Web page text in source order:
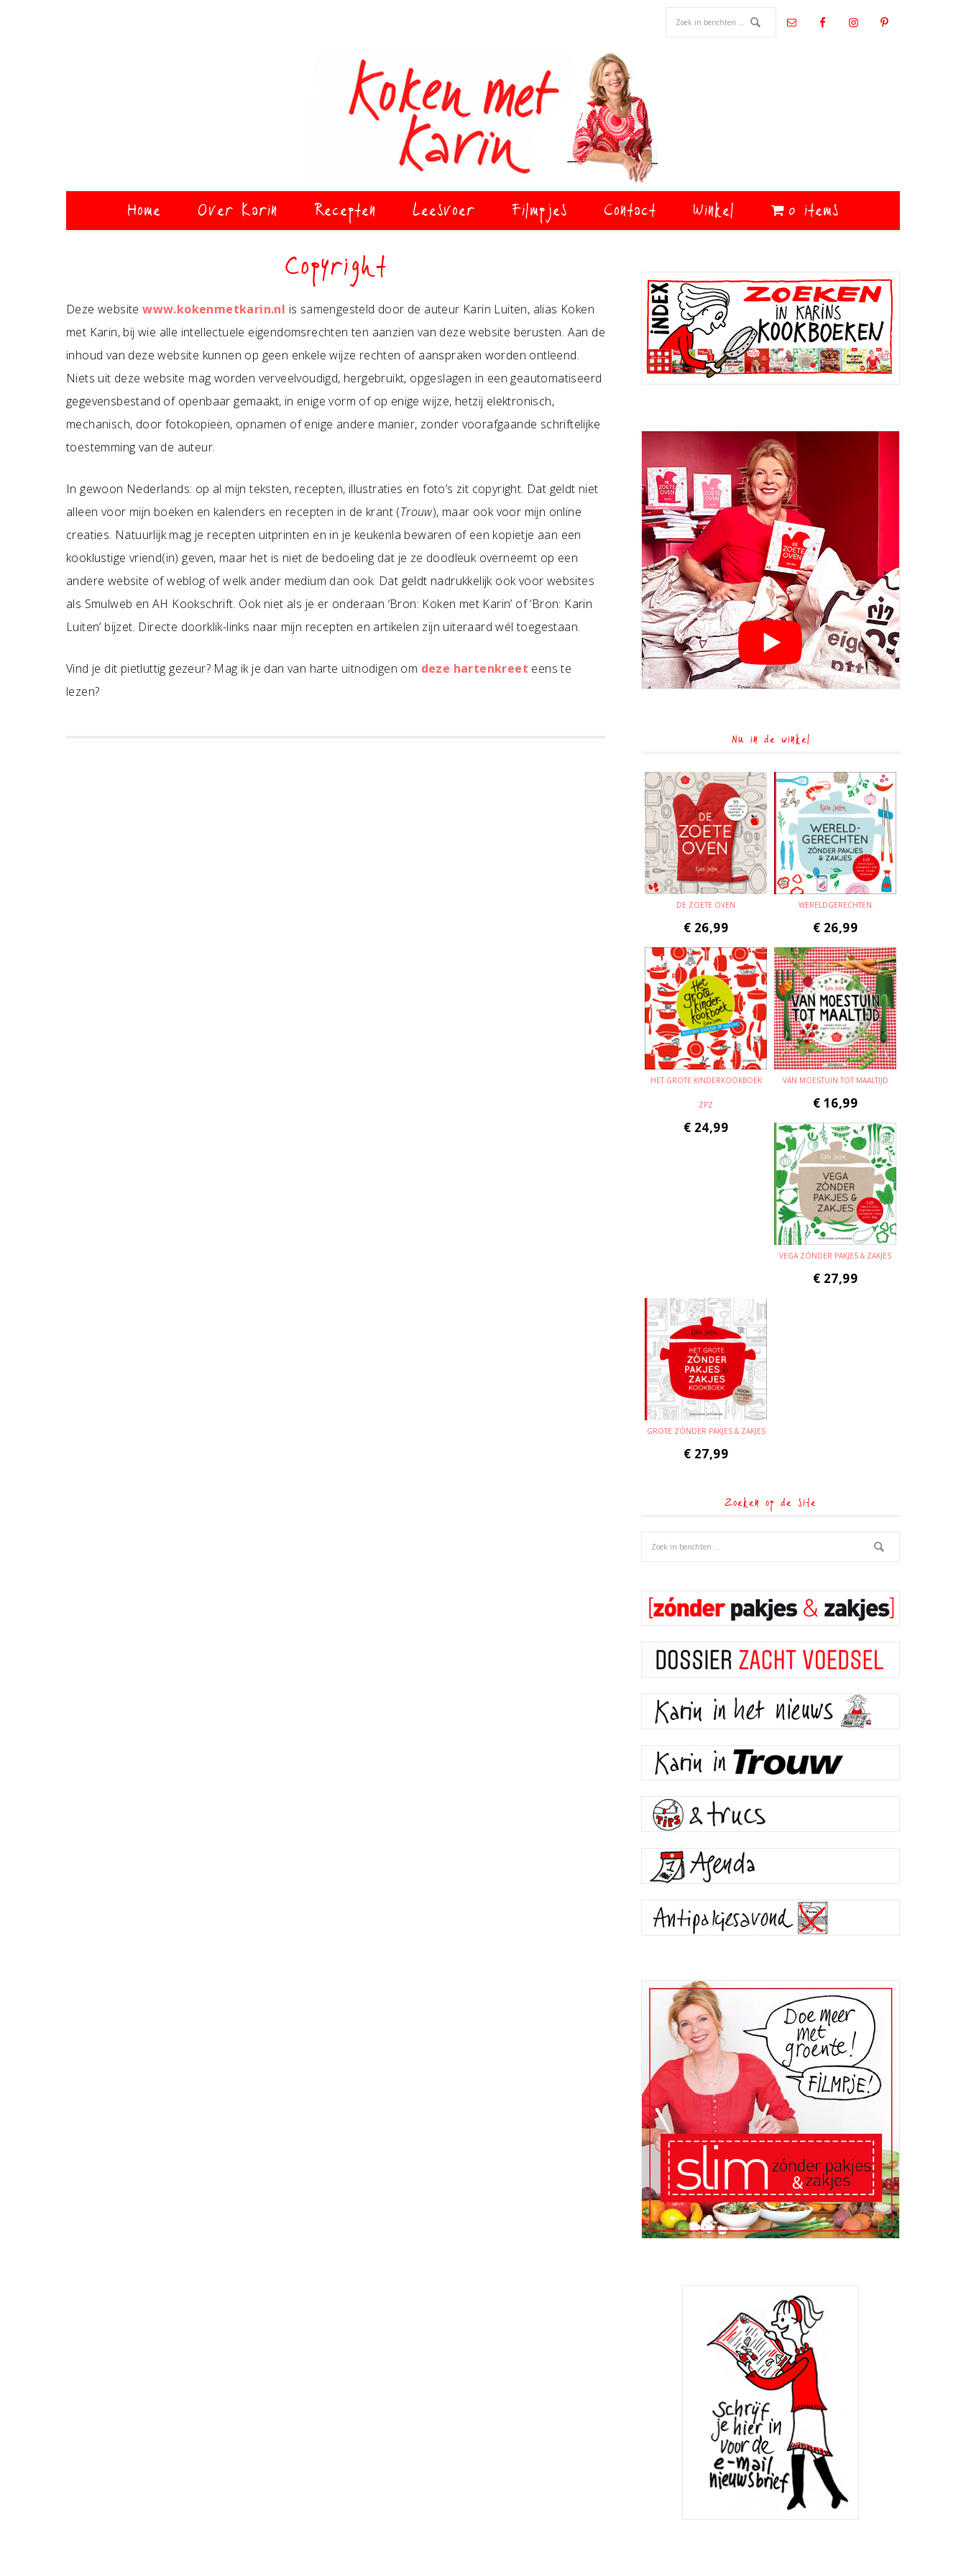
Home Over Karin Recepten Leesvoer Filmpjes Contact Winkel 0 items
Copyright
Deze websitewww.kokenmetkarin.nl is samengesteld door de auteur Karin Luiten, alias Koken
met Karin, bij wie alle intellectuele eigendomsrechten ten aanzien van deze website berusten. Aan de
inhoud van deze website kunnen op geen enkele wijze rechten of aanspraken worden ontleend.
Niets uit deze website mag worden verveelvoudigd, hergebruikt, opgeslagen in een geautomatiseerd
gegevensbestand of openbaar gemaakt, in enige vorm of op enige wijze, hetzij elektronisch,
mechanisch, door fotokopieën, opnamen of enige andere manier, zonder voorafgaande schriftelijke
toestemming van de auteur.
In gewoon Nederlands: op al mijn teksten, recepten, illustraties en foto’s zit copyright. Dat geldt niet
alleen voor mijn boeken en kalenders en recepten in de krant (Trouw), maar ook voor mijn online
creaties. Natuurlijk mag je recepten uitprinten en in je keukenla bewaren of een kopietje aan een
kooklustige vriend(in) geven, maar het is niet de bedoeling dat je ze doodleuk overneemt op een
andere website of weblog of welk ander medium dan ook. Dat geldt nadrukkelijk ook voor websites
als Smulweb en AH Kookschrift. Ook niet als je er onderaan ‘Bron: Koken met Karin’ of ‘Bron: Karin
Luiten’ bijzet. Directe doorklik-links naar mijn recepten en artikelen zijn uiteraard wél toegestaan.
Vind je dit pietluttig gezeur? Mag ik je dan van harte uitnodigen om deze hartenkreet eens te
lezen?
Primaire
Sidebar
Nu in de winkel
DE ZOETE OVEN
€ 26,99
WERELDGERECHTEN
€ 26,99
HET GROTE KINDERKOOKBOEK
ZPZ
€ 24,99
VAN MOESTUIN TOT MAALTIJD
€ 16,99
VEGA ZÓNDER PAKJES & ZAKJES
€ 27,99
GROTE ZÓNDER PAKJES & ZAKJES
€ 27,99
Zoeken op de site